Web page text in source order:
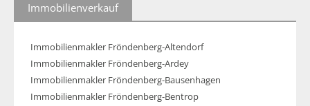
Immobilienverkauf
Immobilienmakler Fröndenberg-Altendorf
Immobilienmakler Fröndenberg-Ardey
Immobilienmakler Fröndenberg-Bausenhagen
Immobilienmakler Fröndenberg-Bentrop